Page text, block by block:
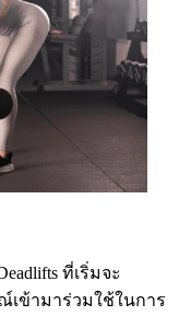
ที่เริ่มจะ
ข้ามาร่วมใช้ในการ